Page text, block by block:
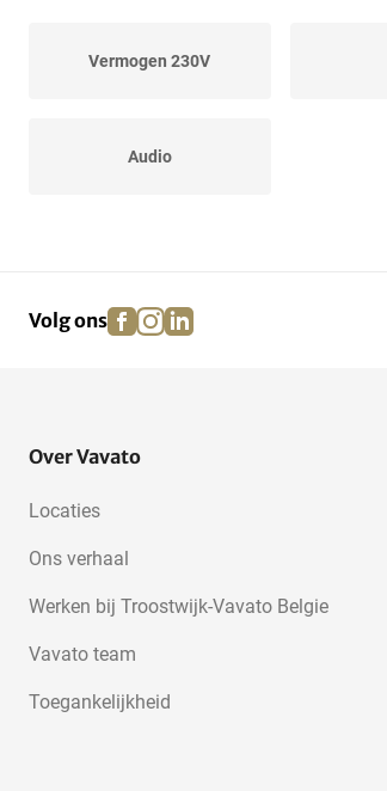
Vermogen 230V
Audio
Volg ons facebook
instagram
linkedin
Over Vavato
Locaties
Ons verhaal
Werken bij Troostwijk-Vavato Belgie
Vavato team
Toegankelijkheid